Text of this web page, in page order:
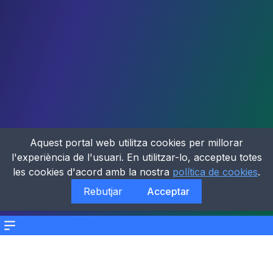
Menu
Aquest portal web utilitza cookies per millorar
l'experiència de l'usuari. En utilitzar-lo, accepteu totes
les cookies d'acord amb la nostra política de cookies.
Rebutjar
Acceptar